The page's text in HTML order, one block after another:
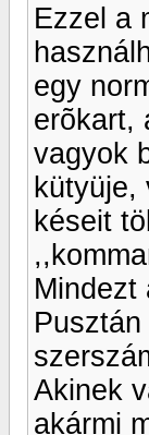
Ezzel a
egy
erõkart,
vagyok
kütyüje,
késeit
Mindezt
Akinek
akármi